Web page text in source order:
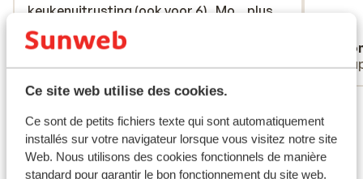
Ce site web utilise des cookies.
Ce sont de petits fichiers texte qui sont automatiquement
installés sur votre navigateur lorsque vous visitez notre site
Web. Nous utilisons des cookies fonctionnels de manière
standard pour garantir le bon fonctionnement du site web.
keukenuitrusting (ook voor 6) . Mooie ski
opbergruimte en 5’ te voet tot aan de lift.
Badkamer ok maar vrij klein
keukenuitrusting (ook voor 6) . Mo... plus
Traduire en français (FR)
Anonyme
Couples
Emplacement